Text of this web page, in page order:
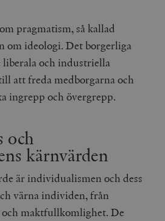
pragmatism, så kallad
om ideologi. Det borgerliga
liberala och industriella
att freda medborgarna och
ingrepp och övergrepp.
och
kärnvärden
är individualismen och dess
värna individen, från
maktfullkomlighet. De